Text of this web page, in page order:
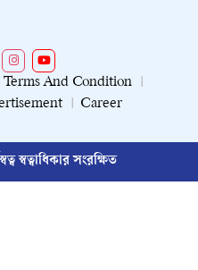
Terms And Condition
Career
স্বত্বাধিকার সংরক্ষিত